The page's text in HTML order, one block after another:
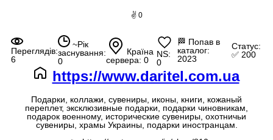
✌ 0
Переглядів:
6
~Рік
заснування:
0
Країна
сервера: 0
NS:
0
🏁 Попав в
каталог:
2023
Статус:
✅ 200
https://www.daritel.com.ua
Подарки, коллажи, сувениры, иконы, книги, кожаный
переплет, эксклюзивные подарки, подарки чиновникам,
подарок военному, исторические сувениры, охотничьи
сувениры, храмы Украины, подарки иностранцам.